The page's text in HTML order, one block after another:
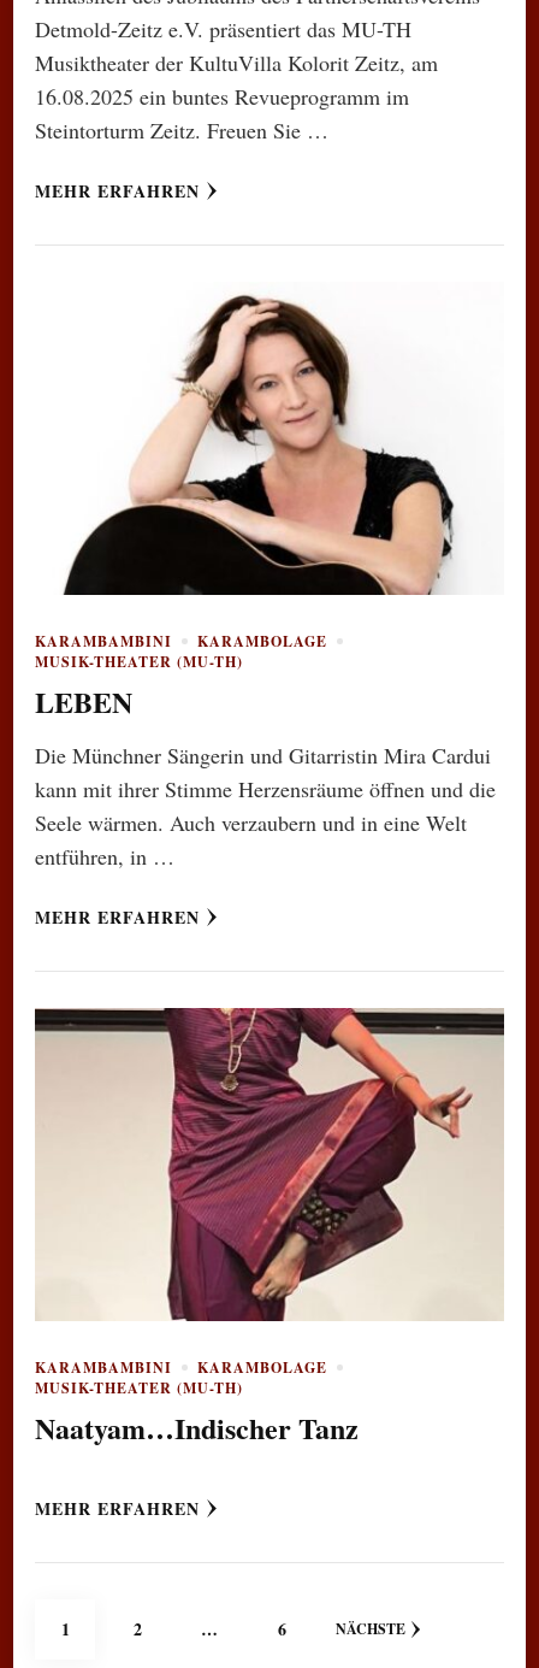
Detmold-Zeitz e.V. präsentiert das MU-TH
Musiktheater der KultuVilla Kolorit Zeitz, am
16.08.2025 ein buntes Revueprogramm im
Steintorturm Zeitz. Freuen Sie …
MEHR ERFAHREN
KARAMBAMBINI
KARAMBOLAGE
MUSIK-THEATER (MU-TH)
LEBEN
Die Münchner Sängerin und Gitarristin Mira Cardui
kann mit ihrer Stimme Herzensräume öffnen und die
Seele wärmen. Auch verzaubern und in eine Welt
entführen, in …
MEHR ERFAHREN
KARAMBAMBINI
KARAMBOLAGE
MUSIK-THEATER (MU-TH)
Naatyam…Indischer Tanz
MEHR ERFAHREN
Seitennummerierung
SEITE
1 SEITE
2 … SEITE
6 NÄCHSTE